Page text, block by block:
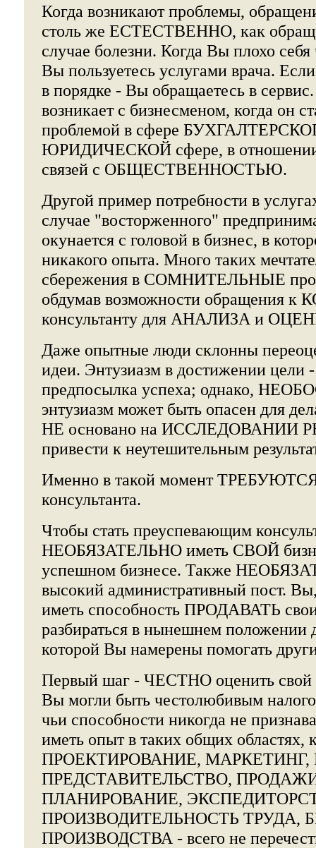
Когда возникают проблемы,
столь же ЕСТЕСТВЕННО, как
случае болезни. Когда Вы плохо себя
Вы пользуетесь услугами врача.
в порядке - Вы обращаетесь в
возникает с бизнесменом, когда он
проблемой в сфере
ЮРИДИЧЕСКОЙ сфере, в
связей с ОБЩЕСТВЕННОСТЬЮ.
Другой пример потребности в
случае "восторженного"
окунается с головой в бизнес, в
никакого опыта. Много таких
сбережения в СОМНИТЕЛЬНЫЕ
обдумав возможности
консультанту для АНАЛИЗА и
Даже опытные люди склонны
идеи. Энтузиазм в достижении цели -
предпосылка успеха; однако,
энтузиазм может быть опасен для
НЕ основано на ИССЛЕДОВАНИИ
привести к неутешительным
Именно в такой момент ТРЕБУЮТСЯ
консультанта.
Чтобы стать преуспевающим
НЕОБЯЗАТЕЛЬНО иметь СВОЙ
успешном бизнесе. Также
высокий административный пост.
иметь способность ПРОДАВАТЬ
разбираться в нынешнем положении
которой Вы намерены помогать
Первый шаг - ЧЕСТНО оценить
Вы могли быть честолюбивым
чьи способности никогда не
иметь опыт в таких общих областях,
ПРОЕКТИРОВАНИЕ, МАРКЕТИНГ,
ПРЕДСТАВИТЕЛЬСТВО,
ПЛАНИРОВАНИЕ,
ПРОИЗВОДИТЕЛЬНОСТЬ ТРУДА,
ПРОИЗВОДСТВА - всего не